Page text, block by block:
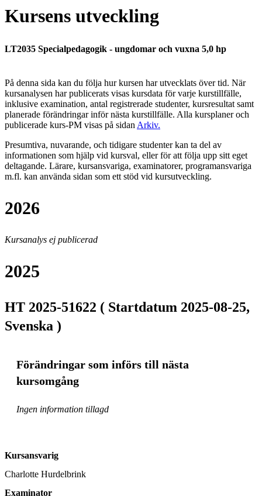
Kursens utveckling
LT2035 Specialpedagogik - ungdomar och vuxna 5,0 hp
På denna sida kan du följa hur kursen har utvecklats över tid. När
kursanalysen har publicerats visas kursdata för varje kurstillfälle,
inklusive examination, antal registrerade studenter, kursresultat samt
planerade förändringar inför nästa kurstillfälle. Alla kursplaner och
publicerade kurs-PM visas på sidan Arkiv.
Presumtiva, nuvarande, och tidigare studenter kan ta del av
informationen som hjälp vid kursval, eller för att följa upp sitt eget
deltagande. Lärare, kursansvariga, examinatorer, programansvariga
m.fl. kan använda sidan som ett stöd vid kursutveckling.
2026
Kursanalys ej publicerad
2025
HT 2025-51622 ( Startdatum 2025-08-25,
Svenska )
Förändringar som införs till nästa
kursomgång
Ingen information tillagd
Kursansvarig
Charlotte Hurdelbrink
Examinator